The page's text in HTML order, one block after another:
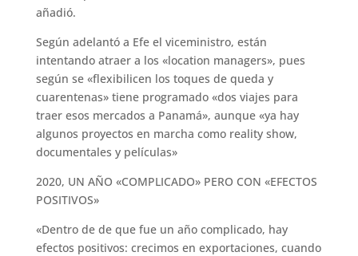
añadió.
Según adelantó a Efe el viceministro, están
intentando atraer a los «location managers», pues
según se «flexibilicen los toques de queda y
cuarentenas» tiene programado «dos viajes para
traer esos mercados a Panamá», aunque «ya hay
algunos proyectos en marcha como reality show,
documentales y películas»
2020, UN AÑO «COMPLICADO» PERO CON «EFECTOS
POSITIVOS»
«Dentro de de que fue un año complicado, hay
efectos positivos: crecimos en exportaciones, cuando